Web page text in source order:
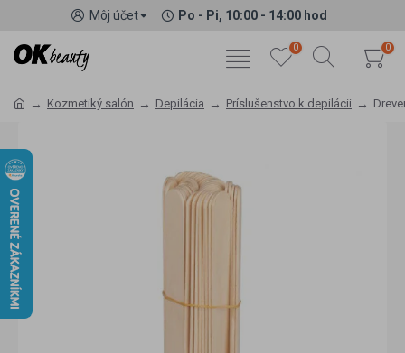
Môj účet Po - Pi, 10:00 - 14:00 hod
0 0
Kozmetiký salón Depilácia Príslušenstvo k depilácii